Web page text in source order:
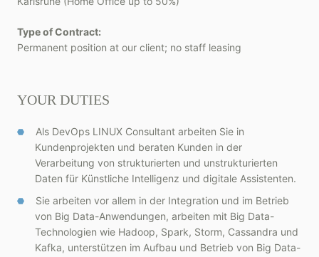
Type of Contract:
Permanent position at our client; no staff leasing
YOUR DUTIES
Als DevOps LINUX Consultant arbeiten Sie in
Kundenprojekten und beraten Kunden in der
Verarbeitung von strukturierten und unstrukturierten
Daten für Künstliche Intelligenz und digitale Assistenten.
Sie arbeiten vor allem in der Integration und im Betrieb
von Big Data-Anwendungen, arbeiten mit Big Data-
Technologien wie Hadoop, Spark, Storm, Cassandra und
Kafka, unterstützen im Aufbau und Betrieb von Big Data-